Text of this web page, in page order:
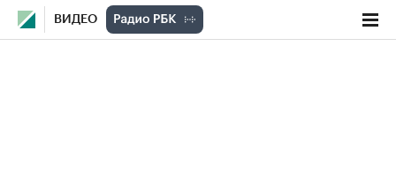
ВИДЕО